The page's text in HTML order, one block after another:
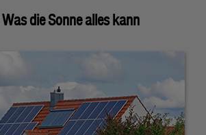
die Sonne alles kann